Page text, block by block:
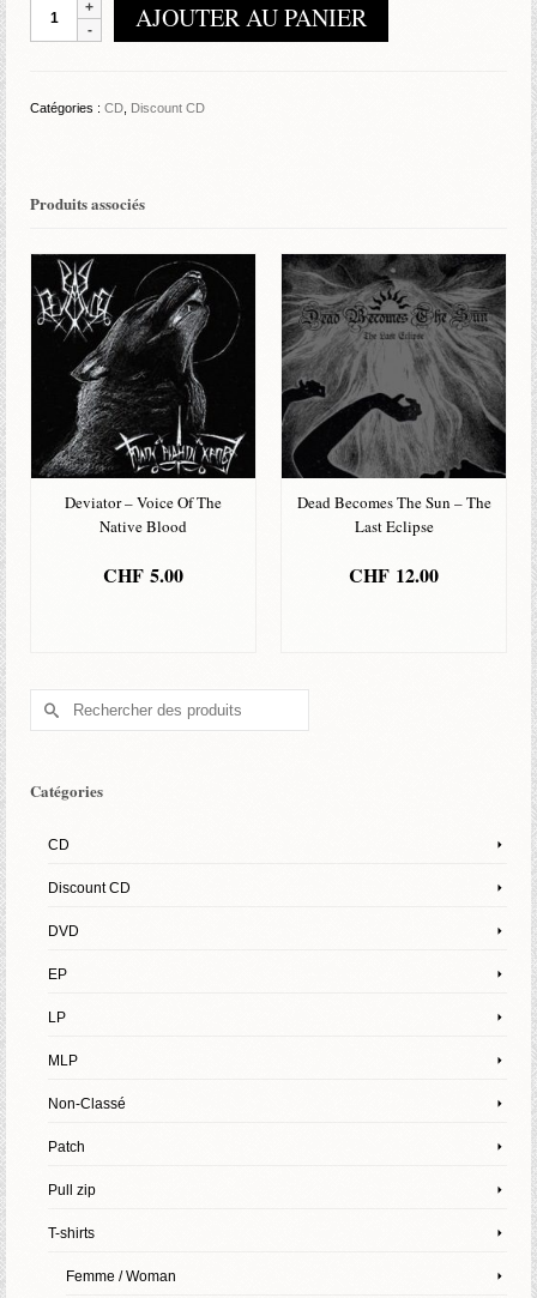
Sainte
Un
AJOUTER AU PANIER
Catégories : CD Discount CD
Produits associés
Deviator – Voice Of The
Native Blood
CHF 5.00
Dead Becomes The Sun – The
Last Eclipse
CHF 12.00
Rechercher :
Catégories
CD
Discount CD
DVD
EP
LP
MLP
Non-Classé
Patch
Pull zip
T-shirts
Femme / Woman